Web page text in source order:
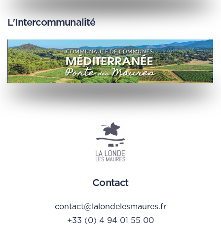
L'Intercommunalité
Contact
contact@lalondelesmaures.fr
+33 (0) 4 94 01 55 00